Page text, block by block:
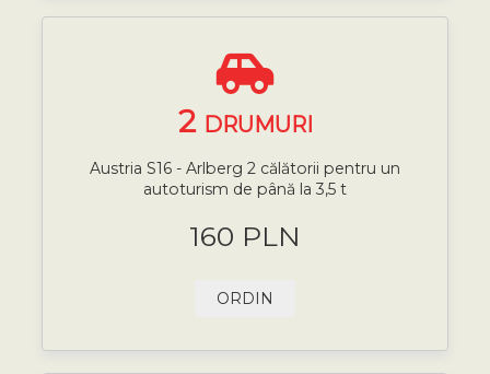
2 DRUMURI
Austria S16 - Arlberg 2 călătorii pentru un
autoturism de până la 3,5 t
160 PLN
ORDIN